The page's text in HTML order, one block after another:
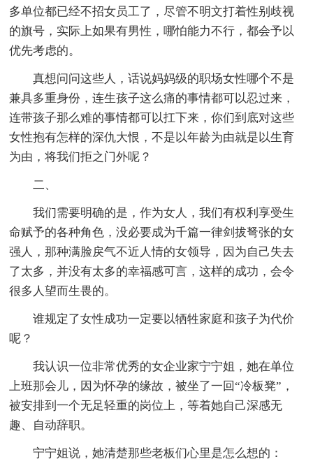
多单位都已经不招女员工了，尽管不明文打着性别歧视
的旗号，实际上如果有男性，哪怕能力不行，都会予以
优先考虑的。
真想问问这些人，话说妈妈级的职场女性哪个不是
兼具多重身份，连生孩子这么痛的事情都可以忍过来，
连带孩子那么难的事情都可以扛下来，你们到底对这些
女性抱有怎样的深仇大恨，不是以年龄为由就是以生育
为由，将我们拒之门外呢？
二、
我们需要明确的是，作为女人，我们有权利享受生
命赋予的各种角色，没必要成为千篇一律剑拔弩张的女
强人，那种满脸戾气不近人情的女领导，因为自己失去
了太多，并没有太多的幸福感可言，这样的成功，会令
很多人望而生畏的。
谁规定了女性成功一定要以牺牲家庭和孩子为代价
呢？
我认识一位非常优秀的女企业家宁宁姐，她在单位
上班那会儿，因为怀孕的缘故，被坐了一回“冷板凳”，
被安排到一个无足轻重的岗位上，等着她自己深感无
趣、自动辞职。
宁宁姐说，她清楚那些老板们心里是怎么想的：